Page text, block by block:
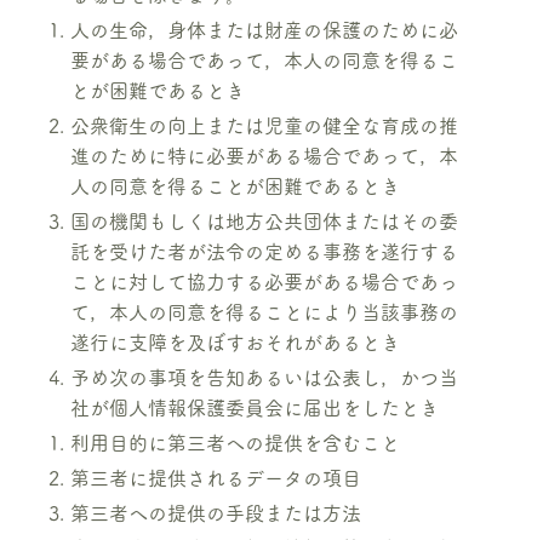
人の生命，身体または財産の保護のために必
要がある場合であって，本人の同意を得るこ
とが困難であるとき
公衆衛生の向上または児童の健全な育成の推
進のために特に必要がある場合であって，本
人の同意を得ることが困難であるとき
国の機関もしくは地方公共団体またはその委
託を受けた者が法令の定める事務を遂行する
ことに対して協力する必要がある場合であっ
て，本人の同意を得ることにより当該事務の
遂行に支障を及ぼすおそれがあるとき
予め次の事項を告知あるいは公表し，かつ当
社が個人情報保護委員会に届出をしたとき
利用目的に第三者への提供を含むこと
第三者に提供されるデータの項目
第三者への提供の手段または方法